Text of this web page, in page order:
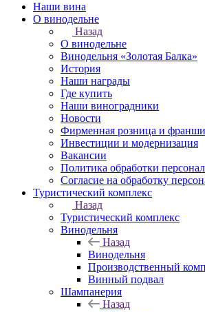
Наши вина
О винодельне
Назад
О винодельне
Винодельня «Золотая Балка»
История
Наши награды
Где купить
Наши виноградники
Новости
Фирменная розница и
Инвестиции и модернизация
Вакансии
Политика обработки
Согласие на обработку
Туристический комплекс
Назад
Туристический комплекс
Винодельня
Назад
Винодельня
Производственный
Винный подвал
Шампанерия
Назад